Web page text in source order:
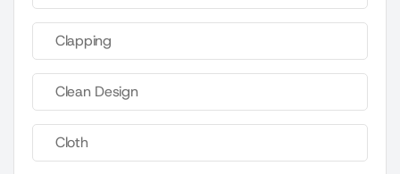
Clapping
Clean Design
Cloth